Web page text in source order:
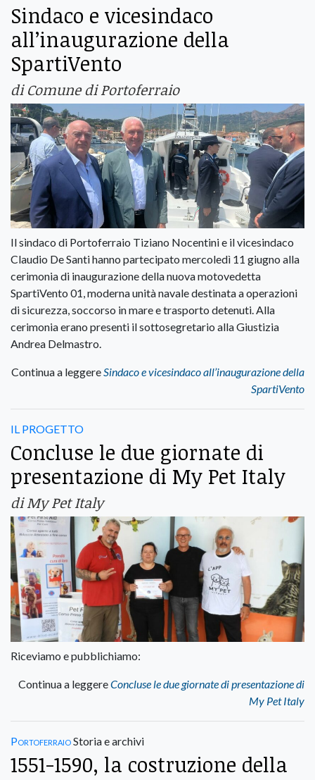
Sindaco e vicesindaco
all’inaugurazione della
SpartiVento
di Comune di Portoferraio
Il sindaco di Portoferraio Tiziano Nocentini e il vicesindaco
Claudio De Santi hanno partecipato mercoledì 11 giugno alla
cerimonia di inaugurazione della nuova motovedetta
SpartiVento 01, moderna unità navale destinata a operazioni
di sicurezza, soccorso in mare e trasporto detenuti. Alla
cerimonia erano presenti il sottosegretario alla Giustizia
Andrea Delmastro.
Continua a leggereSindaco e vicesindaco all’inaugurazione della
SpartiVento
IL PROGETTO
Concluse le due giornate di
presentazione di My Pet Italy
di My Pet Italy
Riceviamo e pubblichiamo:
Continua a leggereConcluse le due giornate di presentazione di
My Pet Italy
PortoferraioStoria e archivi
1551-1590, la costruzione della